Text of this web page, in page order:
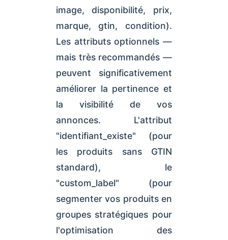
image, disponibilité, prix,
marque, gtin, condition).
Les attributs optionnels —
mais très recommandés —
peuvent significativement
améliorer la pertinence et
la visibilité de vos
annonces. L'attribut
"identifiant_existe" (pour
les produits sans GTIN
standard), le
"custom_label" (pour
segmenter vos produits en
groupes stratégiques pour
l'optimisation des